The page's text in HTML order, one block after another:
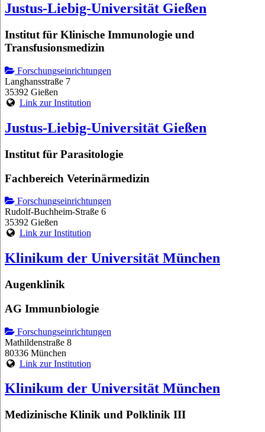
Justus-Liebig-Universität Gießen
Institut für Klinische Immunologie und
Transfusionsmedizin
Forschungseinrichtungen
Langhansstraße 7
35392 Gießen
Link zur Institution
Justus-Liebig-Universität Gießen
Institut für Parasitologie
Fachbereich Veterinärmedizin
Forschungseinrichtungen
Rudolf-Buchheim-Straße 6
35392 Gießen
Link zur Institution
Klinikum der Universität München
Augenklinik
AG Immunbiologie
Forschungseinrichtungen
Mathildenstraße 8
80336 München
Link zur Institution
Klinikum der Universität München
Medizinische Klinik und Polklinik III